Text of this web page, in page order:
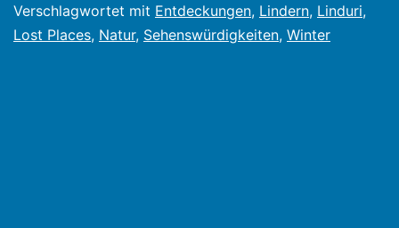
Verschlagwortet mit Entdeckungen, Lindern, Linduri,
Lost Places, Natur, Sehenswürdigkeiten, Winter